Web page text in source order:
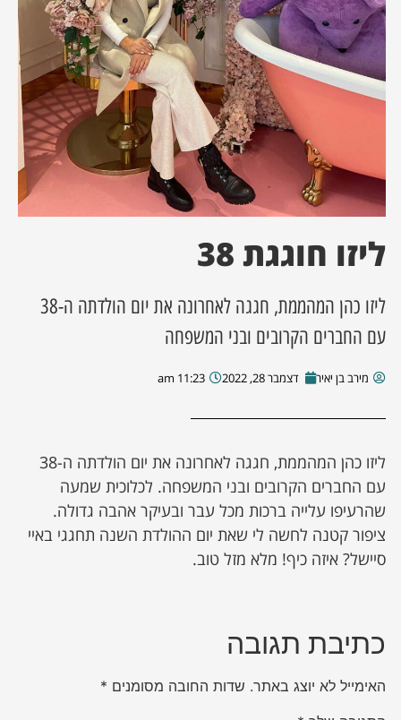
מסע מלחמה
השבוע
מקומית
ליזו חוגגת 38
ליזו כהן המהממת, חגגה לאחרונה את יום הולדתה ה-38
עם החברים הקרובים ובני המשפחה
מירב בן יאיר דצמבר 28, 2022 11:23 am
ליזו כהן המהממת, חגגה לאחרונה את יום הולדתה ה-38
עם החברים הקרובים ובני המשפחה. לכלוכית שמעה
שהרעיפו עלייה ברכות מכל עבר ובעיקר אהבה גדולה.
ציפור קטנה לחשה לי שאת יום ההולדת השנה תחגגי באיי
סיישל? איזה כיף! מלא מזל טוב.
כתיבת תגובה
האימייל לא יוצג באתר. שדות החובה מסומנים *